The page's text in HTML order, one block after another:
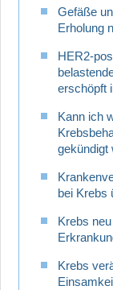
Gefäße
Erholung
HER2-
erschöpft
Kann ich
gekündigt
bei Krebs
Krebs
Krebs